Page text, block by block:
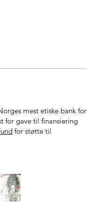
mest etiske bank for
for gave til finansiering
for støtte til